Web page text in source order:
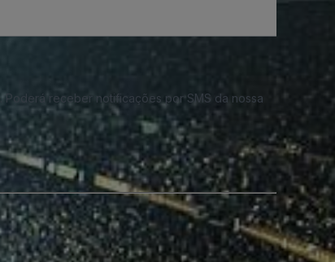
. Poderá receber notificações por SMS da nossa